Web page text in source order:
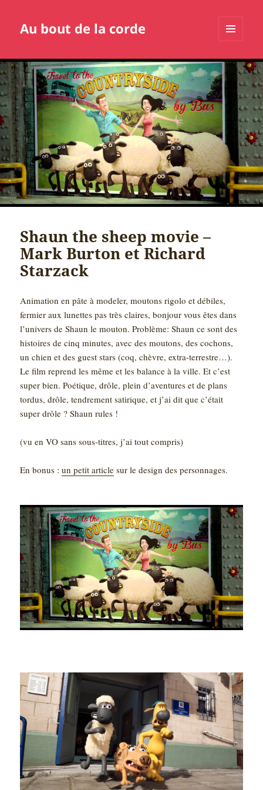
Au bout de la corde
WIDGETS
Shaun the sheep movie –
Mark Burton et Richard
Starzack
Animation en pâte à modeler, moutons rigolo et débiles,
fermier aux lunettes pas très claires, bonjour vous êtes dans
l’univers de Shaun le mouton. Problème: Shaun ce sont des
histoires de cinq minutes, avec des moutons, des cochons,
un chien et des guest stars (coq, chèvre, extra-terrestre…).
Le film reprend les même et les balance à la ville. Et c’est
super bien. Poétique, drôle, plein d’aventures et de plans
tordus, drôle, tendrement satirique, et j’ai dit que c’était
super drôle ? Shaun rules !
(vu en VO sans sous-titres, j’ai tout compris)
En bonus :un petit article sur le design des personnages.